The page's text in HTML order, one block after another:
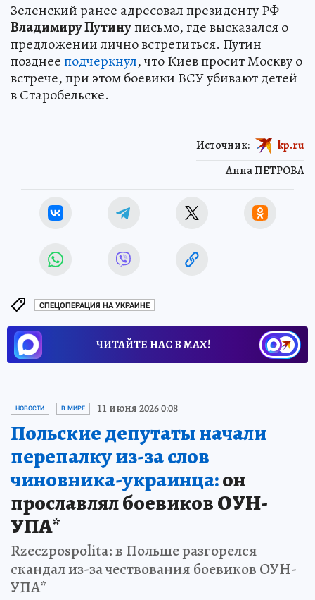
Зеленский ранее адресовал президенту РФ
Владимиру Путинуписьмо, где высказался о
предложении лично встретиться. Путин
позднееподчеркнул, что Киев просит Москву о
встрече, при этом боевики ВСУ убивают детей
в Старобельске.
Анна ПЕТРОВА
Источник: kp.ru
СПЕЦОПЕРАЦИЯ НА УКРАИНЕ
ЧИТАЙТЕ НАС В МАХ!
НОВОСТИ В МИРЕ 11 июня 2026 0:08
Польские депутаты начали
перепалку из-за слов
чиновника-украинца:он
прославлял боевиков ОУН-
УПА*
Rzeczpospolita: в Польше разгорелся
скандал из-за чествования боевиков ОУН-
УПА*